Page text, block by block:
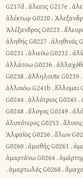
G217d.ἁλεευς G217e .
ἀλέκτωρ G0220.
Ἀλέξανδρος G0223 .
ἀληθής G0227.ἀληθινός
G0231 .ἁλιεύω G0232 .
ἀλλάσσω G0236.
G0238.ἀλληλουϊα G0239.
ἀλλοιόω G241b.ἅλλομαι
G0244 .ἀλλότριος G0245 .
G0248.ἄλογος G0249.
ἀλυπότερος G0253 .
Ἀλφαῖος G0256.ἅλων
G0260.ἀμαθής G0261 .
ἁμαρτάνω G0264 .
.ἁμαρτωλός G0268.